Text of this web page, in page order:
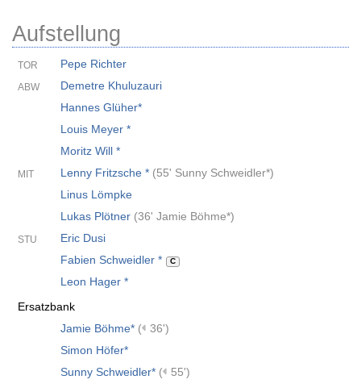
Aufstellung
TOR Pepe Richter
ABW
Demetre Khuluzauri
Hannes Glüher*
Louis Meyer *
Moritz Will *
MIT Lenny Fritzsche * (55' Sunny Schweidler*)
Linus Lömpke
Lukas Plötner (36' Jamie Böhme*)
STU
Eric Dusi
Fabien Schweidler *
C
Leon Hager *
Ersatzbank
Jamie Böhme* (
36')
Simon Höfer*
Sunny Schweidler* ( 55')